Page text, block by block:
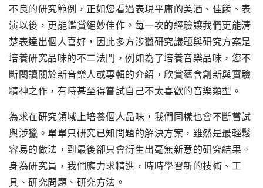
不良的研究範例，正如您看過表現平庸的美酒、佳餚、表
演以後，更能鑑賞絕妙佳作。每一次的經驗讓我們更能清
楚表達出個人喜好，因此多方涉獵研究議題與研究方案是
培養研究品味的不二法門，例如為了培養音樂品味，您不
斷閱讀關於新音樂人或專輯的介紹，欣賞蘊含創新與實驗
精神之作，有時甚至得嘗試自己不太喜歡的音樂類型。
為求在研究領域上培養個人品味，我們同樣也會不斷嘗試
與涉獵。單單只研究已知問題的解決方案，雖然是最輕鬆
容易的做法，到最後卻只會衍生出毫無新意的研究結果。
身為研究員，我們應力求精進，時時學習新的技術、工
具、研究問題、研究方法。